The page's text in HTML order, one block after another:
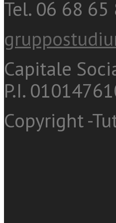
Tel. 06 68 65
Capitale
P.I.
Copyright -